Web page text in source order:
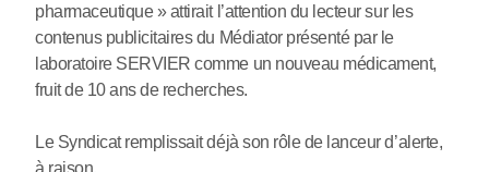
pharmaceutique » attirait l’attention du lecteur sur les
contenus publicitaires du Médiator présenté par le
laboratoire SERVIER comme un nouveau médicament,
fruit de 10 ans de recherches.
Le Syndicat remplissait déjà son rôle de lanceur d’alerte,
à raison.